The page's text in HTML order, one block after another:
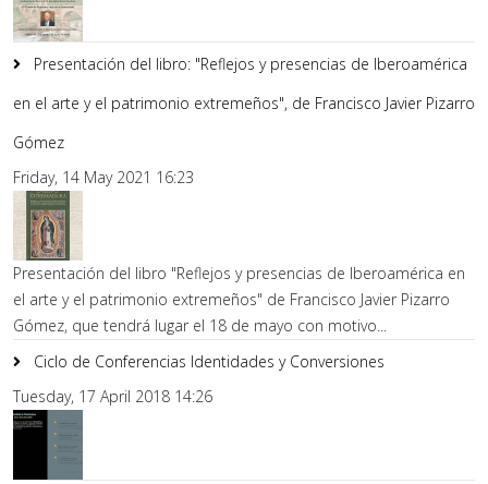
Presentación del libro: "Reflejos y presencias de Iberoamérica
en el arte y el patrimonio extremeños", de Francisco Javier Pizarro
Gómez
Friday, 14 May 2021 16:23
Presentación del libro "Reflejos y presencias de Iberoamérica en
el arte y el patrimonio extremeños" de Francisco Javier Pizarro
Gómez, que tendrá lugar el 18 de mayo con motivo...
Ciclo de Conferencias Identidades y Conversiones
Tuesday, 17 April 2018 14:26